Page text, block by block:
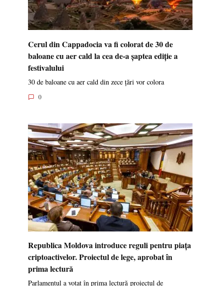
Cerul din Cappadocia va fi colorat de 30 de
baloane cu aer cald la cea de-a șaptea ediție a
festivalului
30 de baloane cu aer cald din zece țări vor colora
0
Republica Moldova introduce reguli pentru piața
criptoactivelor. Proiectul de lege, aprobat în
prima lectură
Parlamentul a votat în prima lectură proiectul de